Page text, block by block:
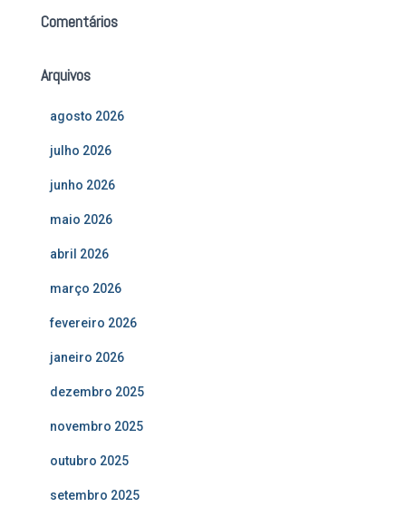
Comentários
Arquivos
agosto 2026
julho 2026
junho 2026
maio 2026
abril 2026
março 2026
fevereiro 2026
janeiro 2026
dezembro 2025
novembro 2025
outubro 2025
setembro 2025